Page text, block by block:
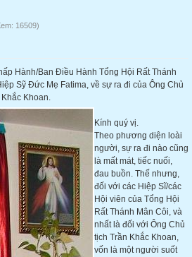
16509)
Hành/Ban Điều Hành Tổng Hội Rất Thánh
Sỹ Đức Mẹ Fatima, về sự ra đi của Ông Chủ
Khoan.
Kính quý vị.
Theo phương diện loài
người, sự ra đi nào cũng
là mất mát, tiếc nuối,
đau buồn. Thế nhưng,
đối với các Hiệp Sĩ/các
Hội viên của Tổng Hội
Rất Thánh Mân Côi, và
nhất là đối với Ông Chủ
tịch Trần Khắc Khoan,
vốn là một người suốt